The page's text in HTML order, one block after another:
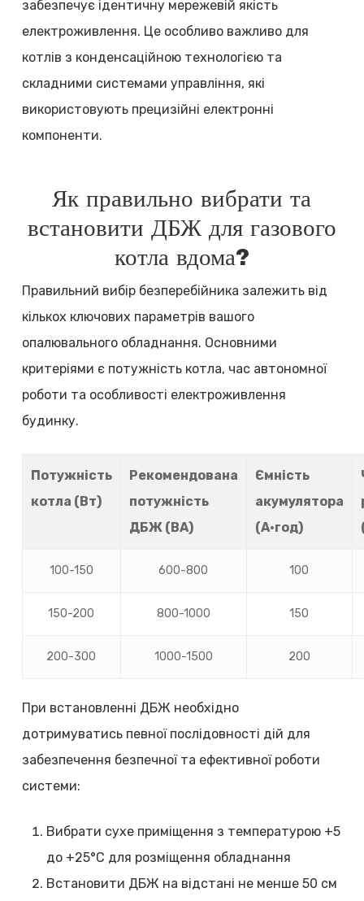
забезпечує ідентичну мережевій якість
електроживлення. Це особливо важливо для
котлів з конденсаційною технологією та
складними системами управління, які
використовують прецизійні електронні
компоненти.
Як правильно вибрати та
встановити ДБЖ для газового
котла вдома?
Правильний вибір безперебійника залежить від
кількох ключових параметрів вашого
опалювального обладнання. Основними
критеріями є потужність котла, час автономної
роботи та особливості електроживлення
будинку.
Потужність
котла (Вт)
Рекомендована
потужність
ДБЖ (ВА)
Ємність
акумулятора
(А·год)
100-150 600-800 100
150-200 800-1000 150
200-300 1000-1500 200
При встановленні ДБЖ необхідно
дотримуватись певної послідовності дій для
забезпечення безпечної та ефективної роботи
системи:
Вибрати сухе приміщення з температурою +5
до +25°C для розміщення обладнання
Встановити ДБЖ на відстані не менше 50 см